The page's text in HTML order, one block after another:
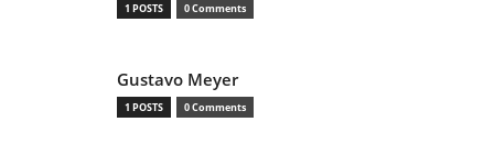
1 POSTS 0 Comments
Gustavo Meyer
1 POSTS 0 Comments